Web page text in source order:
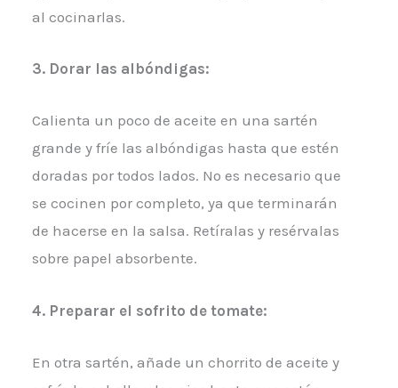
al cocinarlas.
3. Dorar las albóndigas:
Calienta un poco de aceite en una sartén
grande y fríe las albóndigas hasta que estén
doradas por todos lados. No es necesario que
se cocinen por completo, ya que terminarán
de hacerse en la salsa. Retíralas y resérvalas
sobre papel absorbente.
4. Preparar el sofrito de tomate:
En otra sartén, añade un chorrito de aceite y